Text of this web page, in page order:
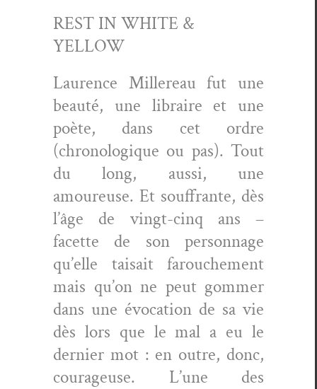
REST IN WHITE &
YELLOW
Lau­rence Millereau fut une
beauté, une libraire et une
poète, dans cet ordre
(chronologique ou pas). Tout
du long, aus­si, une
amoureuse. Et souf­frante, dès
l’âge de vingt-cinq ans –
facette de son per­son­nage
qu’elle tai­sait farouche­ment
mais qu’on ne peut gom­mer
dans une évo­ca­tion de sa vie
dès lors que le mal a eu le
dernier mot : en out­re, donc,
courageuse. L’une des